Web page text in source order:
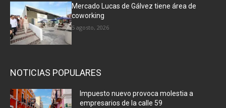
Mercado Lucas de Gálvez tiene área de
coworking
5 agosto, 2026
NOTICIAS POPULARES
Impuesto nuevo provoca molestia a
empresarios de la calle 59